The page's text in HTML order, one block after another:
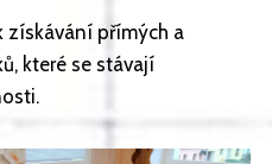
získávání přímých a
které se stávají